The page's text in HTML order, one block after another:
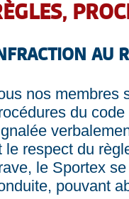
AU
nos membres
du
le respect du
le Sportex
pouvant